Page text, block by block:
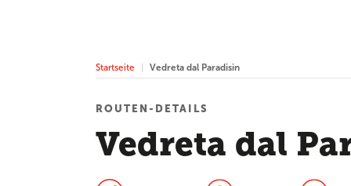
Startseite Vedreta dal Paradisin
Vedreta dal
ROUTEN-DETAILS